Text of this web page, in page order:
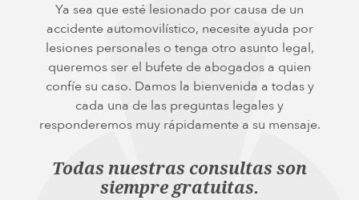
Ya sea que esté lesionado por causa de un
accidente automovilístico, necesite ayuda por
lesiones personales o tenga otro asunto legal,
queremos ser el bufete de abogados a quien
confíe su caso. Damos la bienvenida a todas y
cada una de las preguntas legales y
responderemos muy rápidamente a su mensaje.
Todas nuestras consultas son
siempre gratuitas.